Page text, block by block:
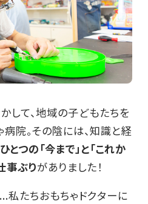
して、地域の子どもたちを
院。その陰には、知識と経
とつの「今まで」と「これか
事ぶりがありました！
私たちおもちゃドクターに